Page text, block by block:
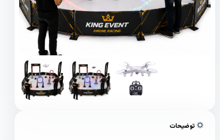
توضیحات